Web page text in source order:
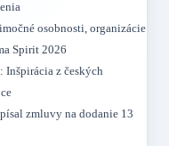
osobnosti, organizácie
Spirit 2026
Inšpirácia z českých
zmluvy na dodanie 13